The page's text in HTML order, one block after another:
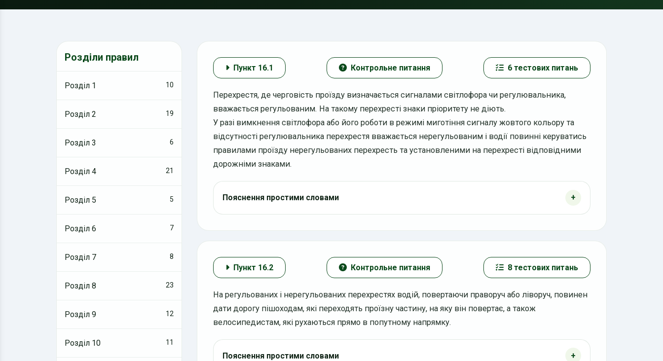
Розділи правил
Розділ 1 10
Розділ 2 19
Розділ 3 6
Розділ 4 21
Розділ 5 5
Розділ 6 7
Розділ 7 8
Розділ 8 23
Розділ 9 12
Розділ 10 11
Пункт 16.1 Контрольне питання 6 тестових питань
Перехрестя, де черговість проїзду визначається сигналами світлофора чи регулювальника,
вважається регульованим. На такому перехресті знаки пріоритету не діють.
У разі вимкнення світлофора або його роботи в режимі миготіння сигналу жовтого кольору та
відсутності регулювальника перехрестя вважається нерегульованим і водії повинні керуватись
правилами проїзду нерегульованих перехресть та установленими на перехресті відповідними
дорожніми знаками.
Пояснення простими словами
Пункт 16.2 Контрольне питання 8 тестових питань
На регульованих і нерегульованих перехрестях водій, повертаючи праворуч або ліворуч, повинен
дати дорогу пішоходам, які переходять проїзну частину, на яку він повертає, а також
велосипедистам, які рухаються прямо в попутному напрямку.
Пояснення простими словами